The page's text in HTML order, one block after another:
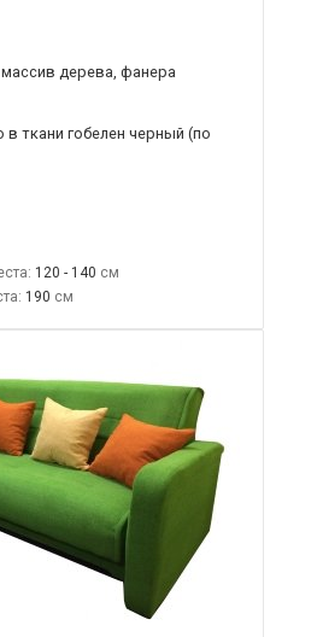
дерева, фанера
в ткани гобелен черный (по
120 - 140
190